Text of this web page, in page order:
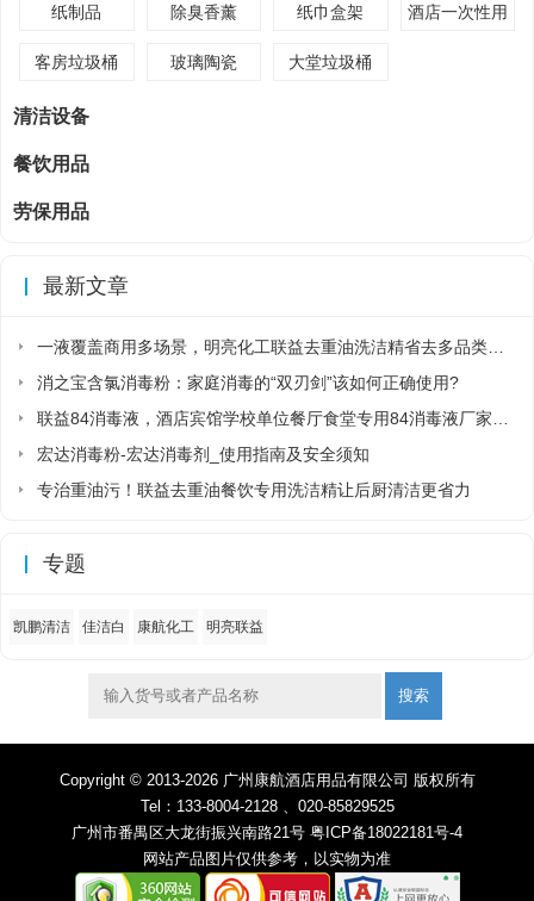
纸制品 除臭香薰 纸巾盒架
酒店一次性用
客房垃圾桶 玻璃陶瓷 大堂垃圾桶
清洁设备
餐饮用品
劳保用品
最新文章
消之宝含氯消毒粉：家庭消毒的“双刃剑”该如何正确使用?
宏达消毒粉-宏达消毒剂_使用指南及安全须知
专治重油污！联益去重油餐饮专用洗洁精让后厨清洁更省力
专题
凯鹏清洁 佳洁白 康航化工 明亮联益
搜索
Copyright © 2013-2026 广州康航酒店用品有限公司 版权所有
Tel：133-8004-2128 、020-85829525
广州市番禺区大龙街振兴南路21号 粤ICP备18022181号-4
网站产品图片仅供参考，以实物为准